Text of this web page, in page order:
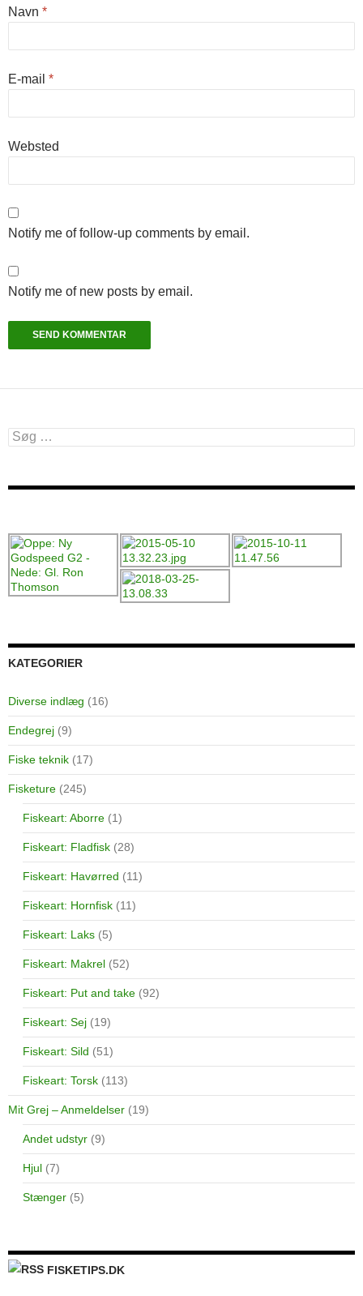
Navn *
E-mail *
Websted
Notify me of follow-up comments by email.
Notify me of new posts by email.
Søg
efter:
KATEGORIER
Diverse indlæg (16)
Endegrej (9)
Fiske teknik (17)
Fisketure (245)
Fiskeart: Aborre (1)
Fiskeart: Fladfisk (28)
Fiskeart: Havørred (11)
Fiskeart: Hornfisk (11)
Fiskeart: Laks (5)
Fiskeart: Makrel (52)
Fiskeart: Put and take (92)
Fiskeart: Sej (19)
Fiskeart: Sild (51)
Fiskeart: Torsk (113)
Mit Grej – Anmeldelser (19)
Andet udstyr (9)
Hjul (7)
Stænger (5)
FISKETIPS.DK